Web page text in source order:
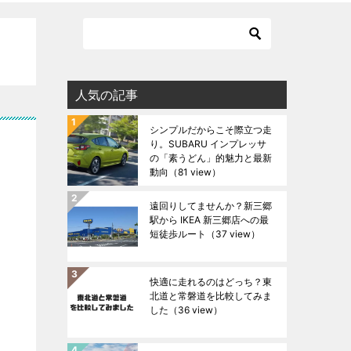
人気の記事
シンプルだからこそ際立つ走
り。SUBARU インプレッサ
の「素うどん」的魅力と最新
動向 （81 view）
遠回りしてませんか？新三郷
駅から IKEA 新三郷店への最
短徒歩ルート
（37 view）
快適に走れるのはどっち？東
北道と常磐道を比較してみま
した （36 view）